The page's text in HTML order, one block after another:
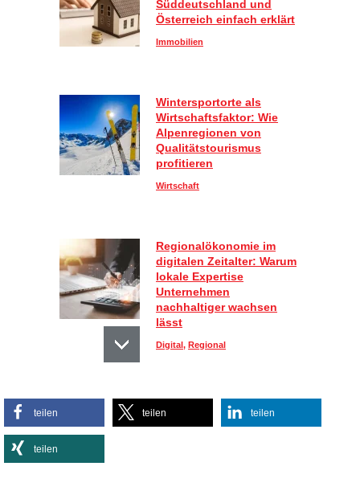
Süddeutschland und
Österreich einfach erklärt
Immobilien
Wintersportorte als
Wirtschaftsfaktor: Wie
Alpenregionen von
Qualitätstourismus
profitieren
Wirtschaft
Regionalökonomie im
digitalen Zeitalter: Warum
lokale Expertise
Unternehmen
nachhaltiger wachsen
lässt
Digital, Regional
Sportlich, aber stylisch:
So kombinieren Sie
teilen teilen teilen
teilen